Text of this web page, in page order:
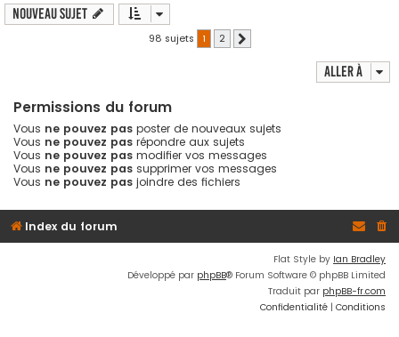
Nouveau sujet
98 sujets 1 2
Aller à
Permissions du forum
Vous ne pouvez pas poster de nouveaux sujets
Vous ne pouvez pas répondre aux sujets
Vous ne pouvez pas modifier vos messages
Vous ne pouvez pas supprimer vos messages
Vous ne pouvez pas joindre des fichiers
Index du forum
Flat Style by Ian Bradley
Développé par phpBB® Forum Software © phpBB Limited
Traduit par phpBB-fr.com
Confidentialité | Conditions